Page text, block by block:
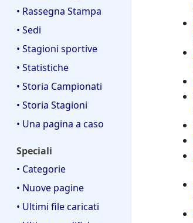
• Rassegna Stampa
• Sedi
• Stagioni sportive
• Statistiche
• Storia Campionati
• Storia Stagioni
• Una pagina a caso
Speciali
• Categorie
• Nuove pagine
• Ultimi file caricati